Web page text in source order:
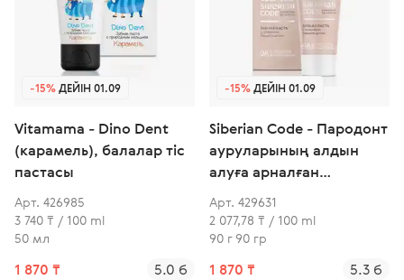
-15%ДЕЙІН 01.09
Vitamama - Dino Dent
(карамель), балалар тіс
пастасы
Арт. 426985
3 740 ₸ / 100 ml
50 мл
1 870 ₸ 5.0 б
-15%ДЕЙІН 01.09
Siberian Code - Пародонт
ауруларының алдын
алуға арналған
ферменттері бар
қабынуға қарсы тіс
пастасы
Арт. 429631
2 077,78 ₸ / 100 ml
90 г 90 гр
1 870 ₸ 5.3 б